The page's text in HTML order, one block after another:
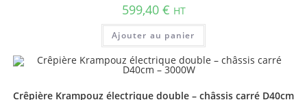
599,40 € HT
Ajouter au panier
Crêpière Krampouz électrique double – châssis carré D40cm